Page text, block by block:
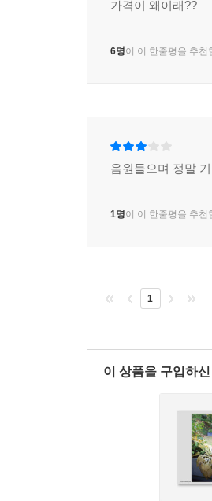
가격이 왜이래??
6명이 이 한줄평을 추천
음원들으며 정말
1명이 이 한줄평을 추천
1
이 상품을 구입하